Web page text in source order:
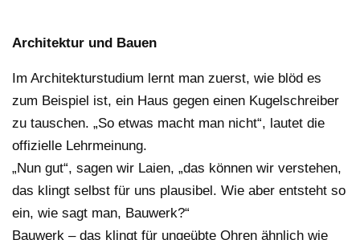
Architektur und Bauen
Im Architekturstudium lernt man zuerst, wie blöd es
zum Beispiel ist, ein Haus gegen einen Kugelschreiber
zu tauschen. „So etwas macht man nicht“, lautet die
offizielle Lehrmeinung.
„Nun gut“, sagen wir Laien, „das können wir verstehen,
das klingt selbst für uns plausibel. Wie aber entsteht so
ein, wie sagt man, Bauwerk?“
Bauwerk – das klingt für ungeübte Ohren ähnlich wie